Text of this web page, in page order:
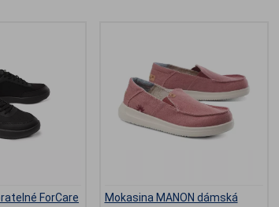
ForCare
Mokasina MANON dámská